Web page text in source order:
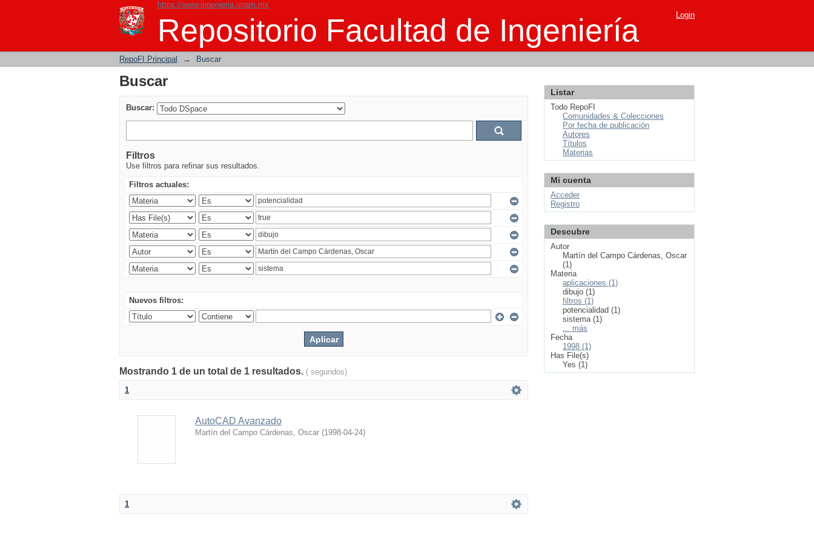
https://www.ingenieria.unam.mx
Repositorio Facultad de Ingeniería
Buscar Login
RepoFI Principal → Buscar
Buscar
Buscar:
Filtros
Use filtros para refinar sus resultados.
Filtros actuales:
Nuevos filtros:
Mostrando 1 de un total de 1 resultados. ( segundos)
1
AutoCAD Avanzado
Martín del Campo Cárdenas, Oscar (1998-04-24)
1
Listar
Todo RepoFI
Comunidades & Colecciones
Por fecha de publicación
Autores
Títulos
Materias
Mi cuenta
Acceder
Registro
Descubre
Autor
Martín del Campo Cárdenas, Oscar
(1)
Materia
aplicaciones (1)
dibujo (1)
filtros (1)
potencialidad (1)
sistema (1)
... más
Fecha
1998 (1)
Has File(s)
Yes (1)